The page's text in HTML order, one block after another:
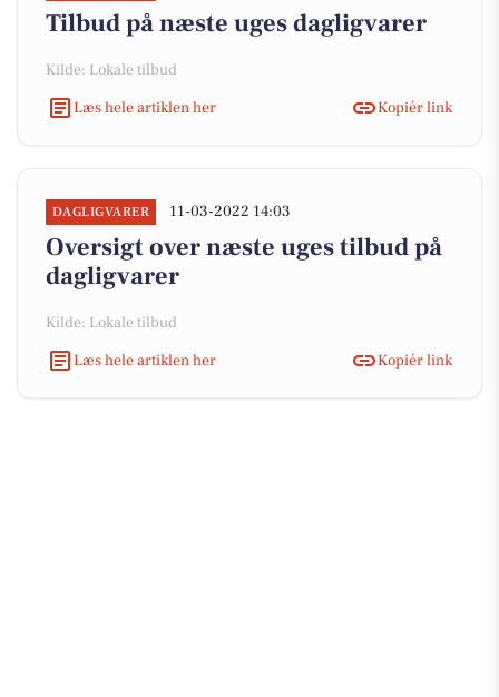
Tilbud på næste uges dagligvarer
Kilde: Lokale tilbud
Læs hele artiklen her
Kopiér link
DAGLIGVARER 11-03-2022 14:03
Oversigt over næste uges tilbud på
dagligvarer
Kilde: Lokale tilbud
Læs hele artiklen her
Kopiér link